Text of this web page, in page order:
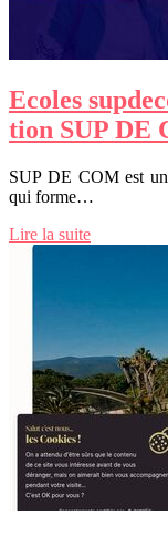
Ecoles
tion SUP DE
SUP DE COM est
qui forme…
Lire la suite